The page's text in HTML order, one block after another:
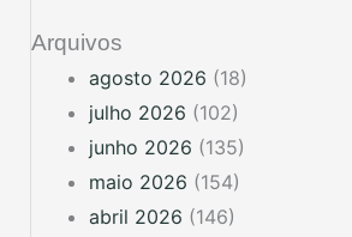
Arquivos
agosto 2026 (18)
julho 2026 (102)
junho 2026 (135)
maio 2026 (154)
abril 2026 (146)